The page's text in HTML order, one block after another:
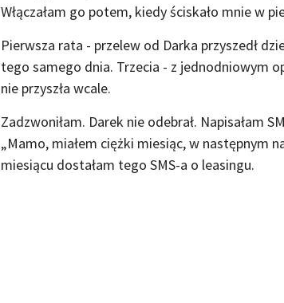
Włączałam go potem, kiedy ściskało mnie w
Pierwsza rata - przelew od Darka przyszedł
tego samego dnia. Trzecia - z jednodniowym
nie przyszła wcale.
Zadzwoniłam. Darek nie odebrał. Napisałam
„Mamo, miałem ciężki miesiąc, w następnym
miesiącu dostałam tego SMS-a o leasingu.